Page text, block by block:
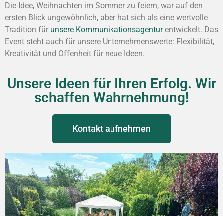
Die Idee, Weihnachten im Sommer zu feiern, war auf den
ersten Blick ungewöhnlich, aber hat sich als eine wertvolle
Tradition für unsere Kommunikationsagenturentwickelt. Das
Event steht auch für unsere Unternehmenswerte: Flexibilität,
Kreativität und Offenheit für neue Ideen.
Unsere Ideen für Ihren Erfolg. Wir
schaffen Wahrnehmung!
Kontakt aufnehmen